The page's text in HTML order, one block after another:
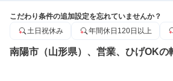
こだわり条件の追加設定を忘れていませんか？
土日祝休み
年間休日120日以上
南陽市（山形県）、営業、ひげOKの